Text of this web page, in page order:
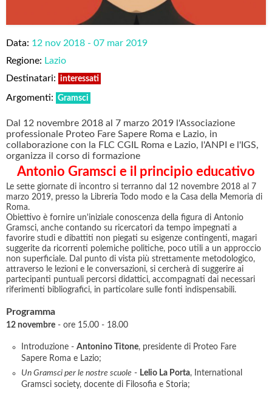
Data: 12 nov 2018 - 07 mar 2019
Regione: Lazio
Destinatari: interessati
Argomenti: Gramsci
Dal 12 novembre 2018 al 7 marzo 2019 l'Associazione
professionale Proteo Fare Sapere Roma e Lazio, in
collaborazione con la FLC CGIL Roma e Lazio, l'ANPI e l'IGS,
organizza il corso di formazione
Antonio Gramsci e il principio educativo
Le sette giornate di incontro si terranno dal 12 novembre 2018 al 7
marzo 2019, presso la Libreria Todo modo e la Casa della Memoria di
Roma.
Obiettivo è fornire un'iniziale conoscenza della figura di Antonio
Gramsci, anche contando su ricercatori da tempo impegnati a
favorire studi e dibattiti non piegati su esigenze contingenti, magari
suggerite da ricorrenti polemiche politiche, poco utili a un approccio
non superficiale. Dal punto di vista più strettamente metodologico,
attraverso le lezioni e le conversazioni, si cercherà di suggerire ai
partecipanti puntuali percorsi didattici, accompagnati dai necessari
riferimenti bibliografici, in particolare sulle fonti indispensabili.
Programma
12 novembre - ore 15.00 - 18.00
Introduzione - Antonino Titone, presidente di Proteo Fare
Sapere Roma e Lazio;
Un Gramsci per le nostre scuole - Lelio La Porta, International
Gramsci society, docente di Filosofia e Storia;